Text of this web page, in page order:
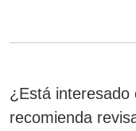
¿Está interesado
recomienda